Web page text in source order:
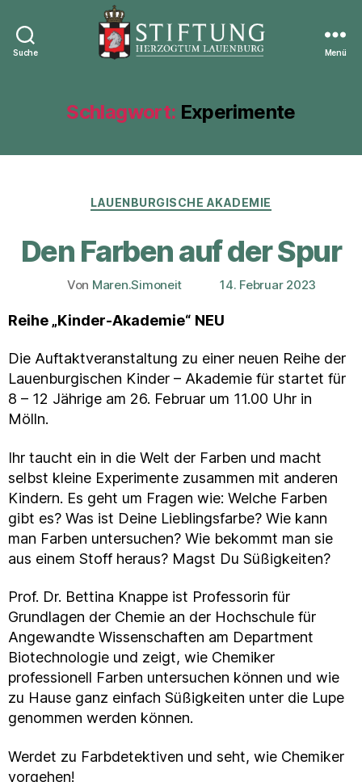
Suche
Lauenburg
Menü
Schlagwort: Experimente
Kategorien
LAUENBURGISCHE AKADEMIE
Den Farben auf der Spur
Beitragsautor
Von Maren.Simoneit Veröffentlichungsdatum
14. Februar 2023
Reihe „Kinder-Akademie“ NEU
Die Auftaktveranstaltung zu einer neuen Reihe der
Lauenburgischen Kinder – Akademie für startet für
8 – 12 Jährige am 26. Februar um 11.00 Uhr in
Mölln.
Ihr taucht ein in die Welt der Farben und macht
selbst kleine Experimente zusammen mit anderen
Kindern. Es geht um Fragen wie: Welche Farben
gibt es? Was ist Deine Lieblingsfarbe? Wie kann
man Farben untersuchen? Wie bekommt man sie
aus einem Stoff heraus? Magst Du Süßigkeiten?
Prof. Dr. Bettina Knappe ist Professorin für
Grundlagen der Chemie an der Hochschule für
Angewandte Wissenschaften am Department
Biotechnologie und zeigt, wie Chemiker
professionell Farben untersuchen können und wie
zu Hause ganz einfach Süßigkeiten unter die Lupe
genommen werden können.
Werdet zu Farbdetektiven und seht, wie Chemiker
vorgehen!